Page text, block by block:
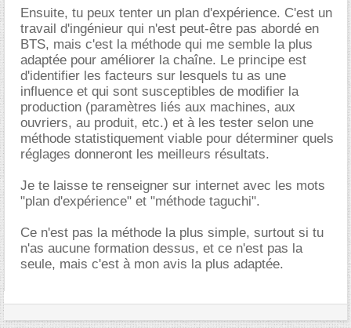
Ensuite, tu peux tenter un plan d'expérience. C'est un
travail d'ingénieur qui n'est peut-être pas abordé en
BTS, mais c'est la méthode qui me semble la plus
adaptée pour améliorer la chaîne. Le principe est
d'identifier les facteurs sur lesquels tu as une
influence et qui sont susceptibles de modifier la
production (paramètres liés aux machines, aux
ouvriers, au produit, etc.) et à les tester selon une
méthode statistiquement viable pour déterminer quels
réglages donneront les meilleurs résultats.
Je te laisse te renseigner sur internet avec les mots
"plan d'expérience" et "méthode taguchi".
Ce n'est pas la méthode la plus simple, surtout si tu
n'as aucune formation dessus, et ce n'est pas la
seule, mais c'est à mon avis la plus adaptée.